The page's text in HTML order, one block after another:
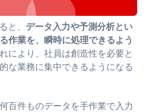
と、 データ入力や予測分析とい
作業を、瞬時に処理できるよう
により、社員は創造性を必要と
な業務に集中できるようになる
百件ものデータを手作業で入力